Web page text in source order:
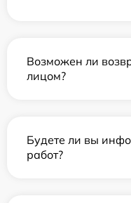
Возможен ли
лицом?
Будете ли вы
работ?